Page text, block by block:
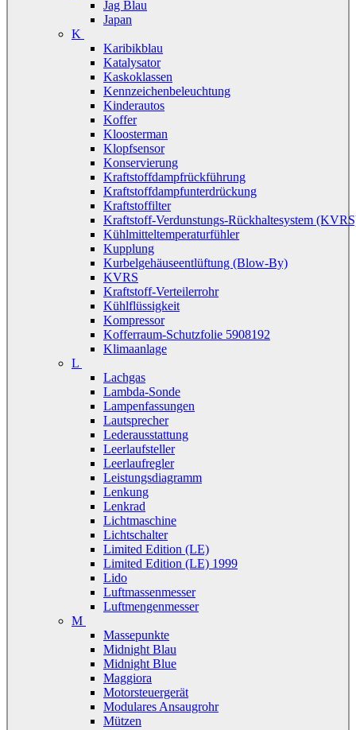
Jag Blau
Japan
K
Karibikblau
Katalysator
Kaskoklassen
Kennzeichenbeleuchtung
Kinderautos
Koffer
Kloosterman
Klopfsensor
Konservierung
Kraftstoffdampfrückführung
Kraftstoffdampfunterdrückung
Kraftstoffilter
Kraftstoff-Verdunstungs-Rückhaltesystem
Kühlmitteltemperaturfühler
Kupplung
Kurbelgehäuseentlüftung (Blow-By)
KVRS
Kraftstoff-Verteilerrohr
Kühlflüssigkeit
Kompressor
Kofferraum-Schutzfolie 5908192
Klimaanlage
L
Lachgas
Lambda-Sonde
Lampenfassungen
Lautsprecher
Lederausstattung
Leerlaufsteller
Leerlaufregler
Leistungsdiagramm
Lenkung
Lenkrad
Lichtmaschine
Lichtschalter
Limited Edition (LE)
Limited Edition (LE) 1999
Lido
Luftmassenmesser
Luftmengenmesser
M
Massepunkte
Midnight Blau
Midnight Blue
Maggiora
Motorsteuergerät
Modulares Ansaugrohr
Mützen